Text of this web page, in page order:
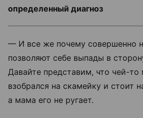
определенный диагноз
— И все же почему совершенно
позволяют себе выпады в
Давайте представим, что чей-то
взобрался на скамейку и стоит
а мама его не ругает.